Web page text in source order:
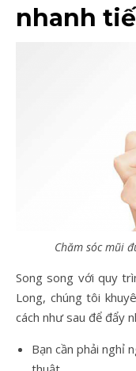
nhanh
Chăm sóc mũi
Song song với quy
Long, chúng tôi
cách như sau để đẩy
Bạn cần phải nghỉ